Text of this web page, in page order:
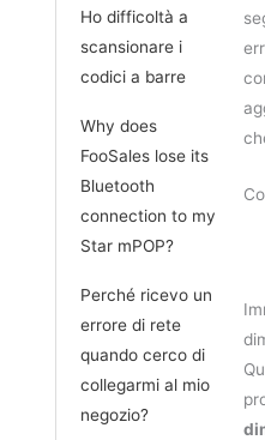
Ho difficoltà a
scansionare i
codici a barre
Why does
FooSales lose its
Bluetooth
connection to my
Star mPOP?
Perché ricevo un
errore di rete
quando cerco di
collegarmi al mio
negozio?